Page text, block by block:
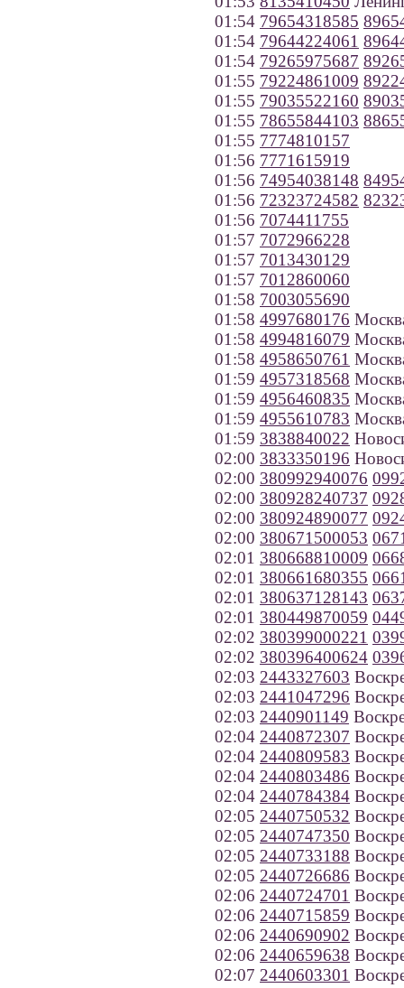
01:54 79654318585
01:54 79644224061
01:54 79265975687
01:55 79224861009
01:55 79035522160
01:55 78655844103
01:55 7774810157
01:56 7771615919
01:56 74954038148
01:56 72323724582
01:56 7074411755
01:57 7072966228
01:57 7013430129
01:57 7012860060
01:58 7003055690
01:58 4997680176
01:58 4994816079
01:58 4958650761
01:59 4957318568
01:59 4956460835
01:59 4955610783
01:59 3838840022
02:00 3833350196
02:00 380992940076
02:00 380928240737
02:00 380924890077
02:00 380671500053
02:01 380668810009
02:01 380661680355
02:01 380637128143
02:01 380449870059
02:02 380399000221
02:02 380396400624
02:03 2443327603
02:03 2441047296
02:03 2440901149
02:04 2440872307
02:04 2440809583
02:04 2440803486
02:04 2440784384
02:05 2440750532
02:05 2440747350
02:05 2440733188
02:05 2440726686
02:06 2440724701
02:06 2440715859
02:06 2440690902
02:06 2440659638
02:07 2440603301